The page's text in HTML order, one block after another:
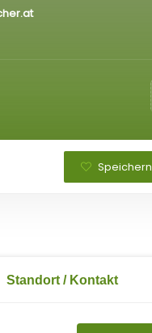
Speichern
Standort / Kontakt